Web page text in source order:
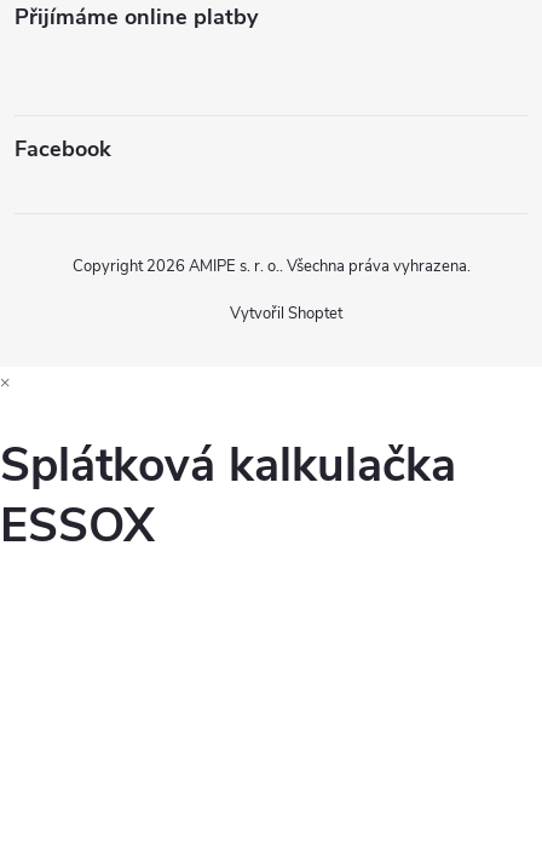
Přijímáme online platby
Facebook
Vytvořil Shoptet
Copyright 2026 AMIPE s. r. o.. Všechna práva vyhrazena.
×
Splátková kalkulačka
ESSOX